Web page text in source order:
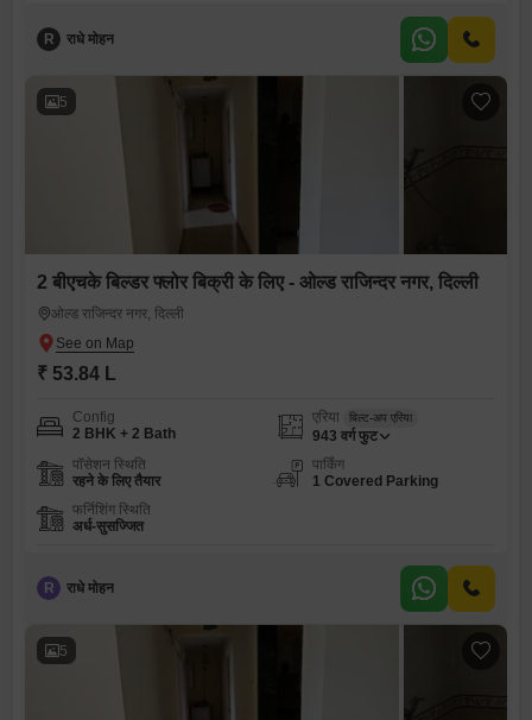
R राधे मोहन
5
2 बीएचके बिल्डर फ्लोर बिक्री के लिए - ओल्ड राजिन्दर नगर, दिल्ली
ओल्ड राजिन्दर नगर, दिल्ली
₹ 53.84 L
Config
2 BHK + 2 Bath
एरिया बिल्ट-अप एरिया
943 वर्ग फुट
पॉसेशन स्थिति
रहने के लिए तैयार
पार्किंग
1 Covered Parking
फर्निशिंग स्थिति
अर्ध-सुसज्जित
R राधे मोहन
5